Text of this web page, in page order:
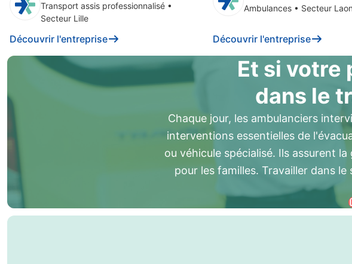
Transport assis professionnalisé •
Secteur Lille
Découvrir l'entreprise
Ambulances • Secteur Laon
Découvrir l'entreprise
Et si votre
dans le
Chaque jour, les ambulanciers
interventions essentielles de
ou véhicule spécialisé. Ils assurent
pour les familles. Travailler dans